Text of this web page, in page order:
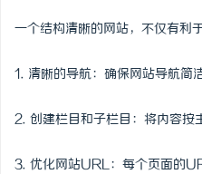
一个结构清晰的网站，不仅有利
1. 清晰的导航：确保网站导航简
2. 创建栏目和子栏目：将内容
3. 优化网站URL：每个页面